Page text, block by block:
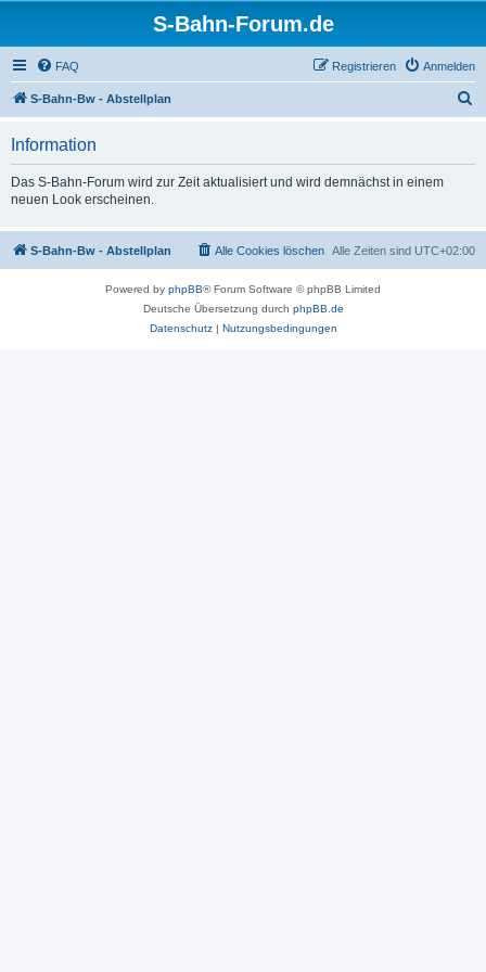
S-Bahn-Forum.de
FAQ Anmelden
Registrieren
S-Bahn-Bw - Abstellplan
Information
Das S-Bahn-Forum wird zur Zeit aktualisiert und wird demnächst in einem
neuen Look erscheinen.
S-Bahn-Bw - Abstellplan Alle Zeiten sind UTC+02:00
Alle Cookies löschen
Powered by phpBB® Forum Software © phpBB Limited
Deutsche Übersetzung durch phpBB.de
Datenschutz| Nutzungsbedingungen